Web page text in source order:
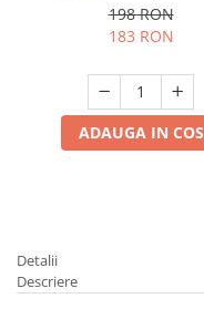
198 RON
183 RON
ADAUGA IN COS
Detalii
Descriere